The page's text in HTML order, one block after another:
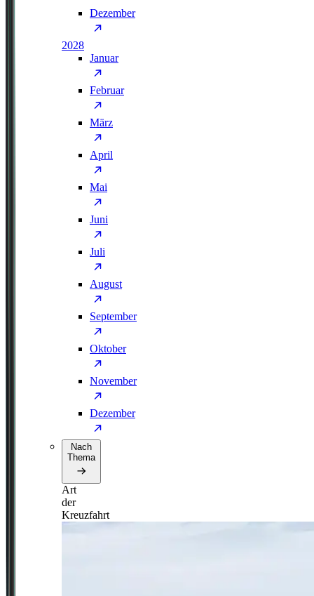
Dezember
2028
Januar
Februar
März
April
Mai
Juni
Juli
August
September
Oktober
November
Dezember
Nach
Thema
Art
der
Kreuzfahrt